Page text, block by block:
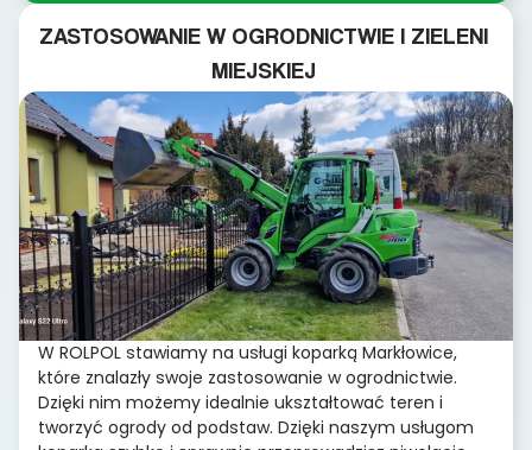
ZASTOSOWANIE W OGRODNICTWIE I ZIELENI
MIEJSKIEJ
W ROLPOL stawiamy na usługi koparką Markłowice,
które znalazły swoje zastosowanie w ogrodnictwie.
Dzięki nim możemy idealnie ukształtować teren i
tworzyć ogrody od podstaw. Dzięki naszym usługom